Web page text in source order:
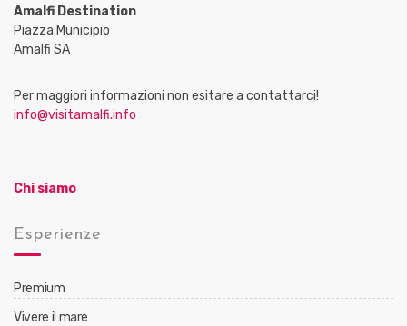
Amalfi Destination
Piazza Municipio
Amalfi SA
Per maggiori informazioni non esitare a contattarci!
info@visitamalfi.info
Chi siamo
Esperienze
Premium
Vivere il mare